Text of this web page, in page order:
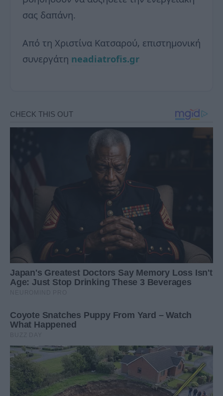
σας δαπάνη.
Από τη Χριστίνα Κατσαρού, επιστημονική
συνεργάτη neadiatrofis.gr